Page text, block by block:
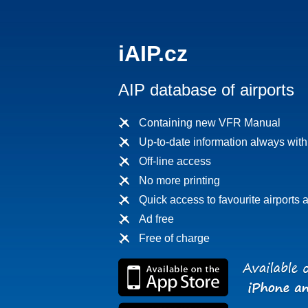
iAIP.cz
AIP database of airports
Containing new VFR Manual
Up-to-date information always
Off-line access
No more printing
Quick access to favourite airports
Ad free
Free of charge